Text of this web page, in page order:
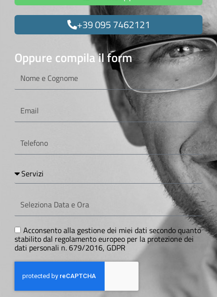
+39 095 7462121
Oppure compila il form
Cognome
Servizi
Data
e
GDPR
Acconsento alla gestione dei miei dati secondo quanto
stabilito dal regolamento europeo per la protezione dei
dati personali n. 679/2016, GDPR